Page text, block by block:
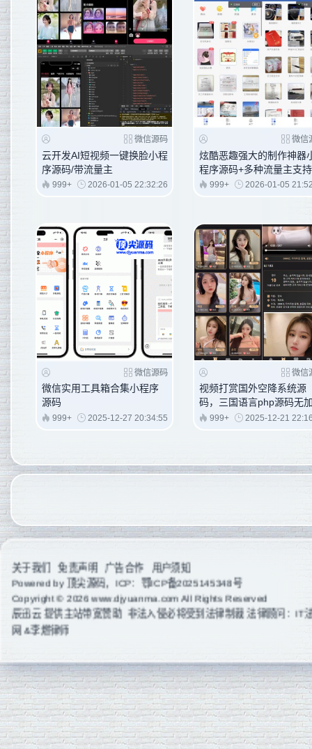
微信源码
云开发AI短视频一键换脸小程
序源码/带流量主
999+ 2026-01-05 22:32:26
微信
炫酷恶趣强大的制作神器
程序源码+多种流量主支持
999+ 2026-01-05
微信源码
微信实用工具箱合集小程序
源码
999+ 2025-12-27 20:34:55
微信
视频打赏国外空降系统源
码，三国语言php源码无
999+ 2025-12-21
关于我们 免责声明 广告合作
用户须知
Powered by
顶尖源码，ICP： 鄂ICP备2025145348号
Copyright © 2026 www.djyuanma.com All Rights Reserved
辰迅云提供主站带宽赞助 非法入侵必将受到法律制裁 法律顾问：IT
网 &李燃律师